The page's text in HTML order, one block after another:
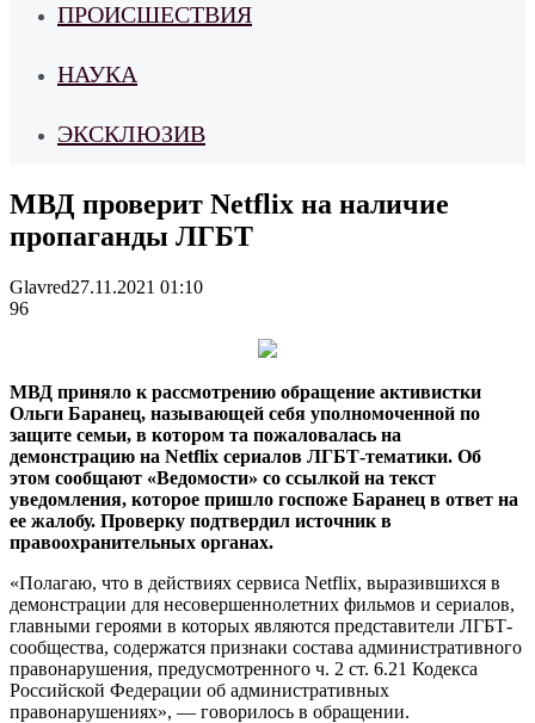
ПРОИСШЕСТВИЯ
НАУКА
ЭКСКЛЮЗИВ
МВД проверит Netflix на наличие
пропаганды ЛГБТ
Glavred27.11.2021 01:10
96
МВД приняло к рассмотрению обращение активистки
Ольги Баранец, называющей себя уполномоченной по
защите семьи, в котором та пожаловалась на
демонстрацию на Netflix сериалов ЛГБТ-тематики. Об
этом сообщают «Ведомости» со ссылкой на текст
уведомления, которое пришло госпоже Баранец в ответ на
ее жалобу. Проверку подтвердил источник в
правоохранительных органах.
«Полагаю, что в действиях сервиса Netflix, выразившихся в
демонстрации для несовершеннолетних фильмов и сериалов,
главными героями в которых являются представители ЛГБТ-
сообщества, содержатся признаки состава административного
правонарушения, предусмотренного ч. 2 ст. 6.21 Кодекса
Российской Федерации об административных
правонарушениях», — говорилось в обращении.